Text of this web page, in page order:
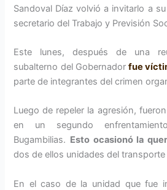
Sandoval Díaz volvió a invitarlo a
secretario del Trabajo y Previsión
Este lunes, después de una
subalterno del Gobernador fue
parte de integrantes del crimen
Luego de repeler la agresión,
en un segundo
Bugambilias. Esto ocasionó la
dos de ellos unidades del
En el caso de la unidad que fue